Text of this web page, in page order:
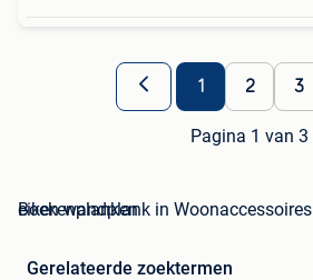
1 2 3
Pagina 1 van 3
eiken wandplank in Woonaccessoires | Wandplanken en Boekenplanken
Gerelateerde zoektermen